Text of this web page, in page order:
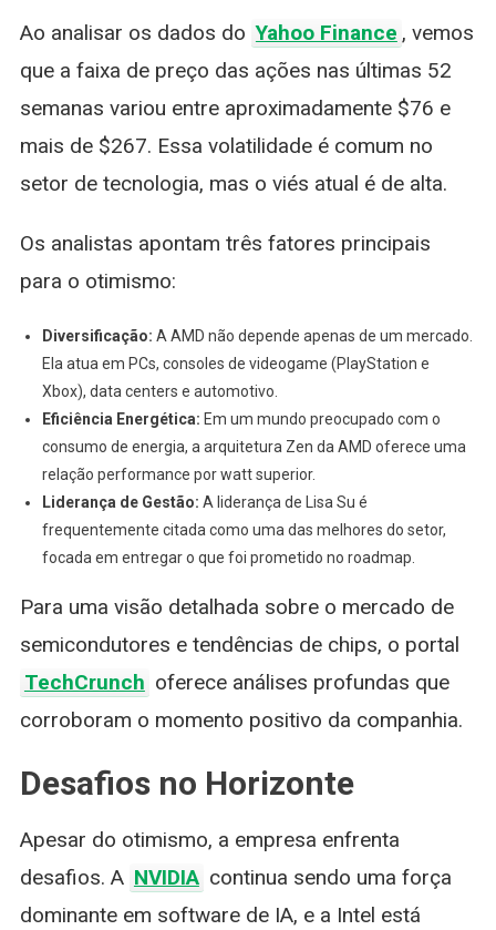
Ao analisar os dados do Yahoo Finance , vemos
que a faixa de preço das ações nas últimas 52
semanas variou entre aproximadamente $76 e
mais de $267. Essa volatilidade é comum no
setor de tecnologia, mas o viés atual é de alta.
Os analistas apontam três fatores principais
para o otimismo:
Diversificação: A AMD não depende apenas de um mercado.
Ela atua em PCs, consoles de videogame (PlayStation e
Xbox), data centers e automotivo.
Eficiência Energética: Em um mundo preocupado com o
consumo de energia, a arquitetura Zen da AMD oferece uma
relação performance por watt superior.
Liderança de Gestão: A liderança de Lisa Su é
frequentemente citada como uma das melhores do setor,
focada em entregar o que foi prometido no roadmap.
Para uma visão detalhada sobre o mercado de
semicondutores e tendências de chips, o portal
TechCrunch oferece análises profundas que
corroboram o momento positivo da companhia.
Desafios no Horizonte
Apesar do otimismo, a empresa enfrenta
desafios. A NVIDIA continua sendo uma força
dominante em software de IA, e a Intel está